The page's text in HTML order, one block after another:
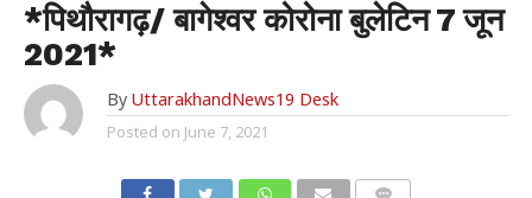
*पिथौरागढ़/ बागेश्वर कोरोना बुलेटिन 7 जून
2021*
By UttarakhandNews19 Desk
Posted on June 7, 2021